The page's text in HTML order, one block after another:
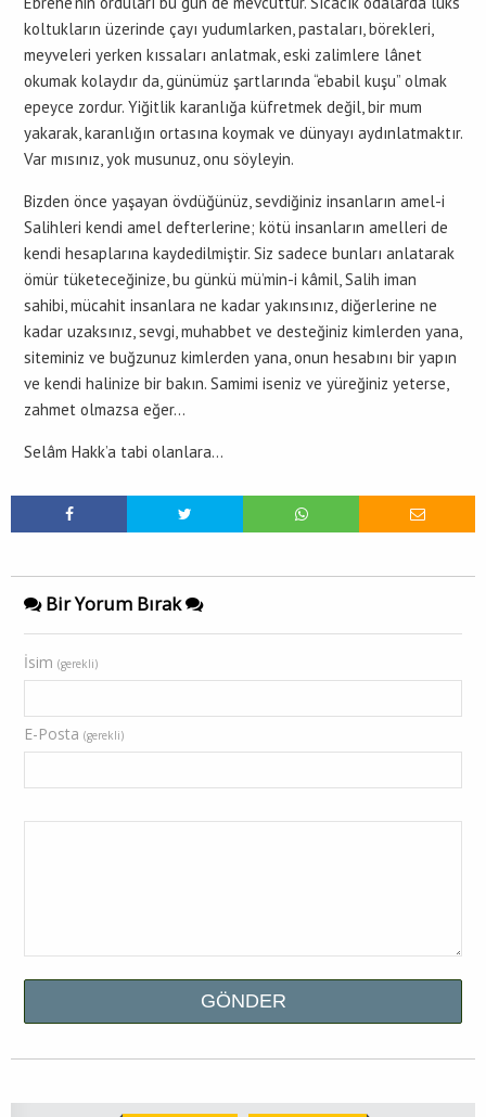
koltukların üzerinde çayı yudumlarken, pastaları, börekleri,
meyveleri yerken kıssaları anlatmak, eski zalimlere lânet
okumak kolaydır da, günümüz şartlarında “ebabil kuşu” olmak
epeyce zordur. Yiğitlik karanlığa küfretmek değil, bir mum
yakarak, karanlığın ortasına koymak ve dünyayı aydınlatmaktır.
Var mısınız, yok musunuz, onu söyleyin.
Bizden önce yaşayan övdüğünüz, sevdiğiniz insanların amel-i
Salihleri kendi amel defterlerine; kötü insanların amelleri de
kendi hesaplarına kaydedilmiştir. Siz sadece bunları anlatarak
ömür tüketeceğinize, bu günkü mü’min-i kâmil, Salih iman
sahibi, mücahit insanlara ne kadar yakınsınız, diğerlerine ne
kadar uzaksınız, sevgi, muhabbet ve desteğiniz kimlerden yana,
siteminiz ve buğzunuz kimlerden yana, onun hesabını bir yapın
ve kendi halinize bir bakın. Samimi iseniz ve yüreğiniz yeterse,
zahmet olmazsa eğer…
Selâm Hakk’a tabi olanlara…
Bir Yorum Bırak
İsim (gerekli)
E-Posta (gerekli)